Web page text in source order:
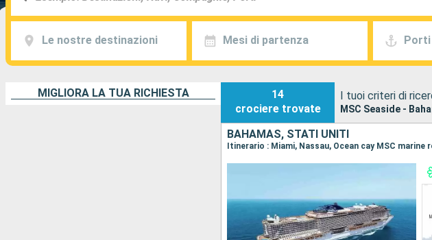
Le nostre destinazioni Mesi di partenza Porti
MIGLIORA LA TUA RICHIESTA
14
crociere trovate
I tuoi criteri di
MSC Seaside -
BAHAMAS, STATI UNITI
Itinerario : Miami, Nassau, Ocean cay MSC marine